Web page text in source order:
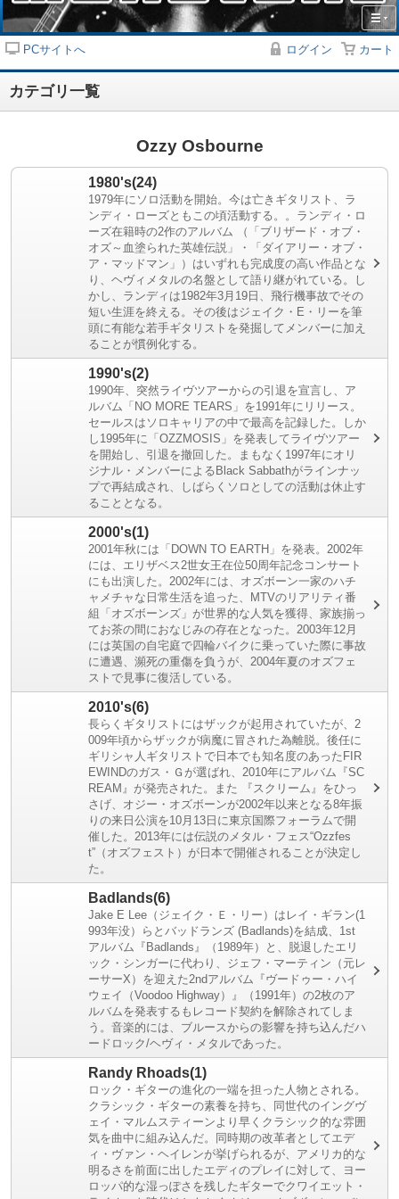
PCサイトへ ログイン カート
カテゴリ一覧
Ozzy Osbourne
1980's(24)
1979年にソロ活動を開始。今は亡きギタリスト、ラ
ンディ・ローズともこの頃活動する。。ランディ・ロ
ーズ在籍時の2作のアルバム （「ブリザード・オブ・
オズ～血塗られた英雄伝説」・「ダイアリー・オブ・
ア・マッドマン」）はいずれも完成度の高い作品とな
り、ヘヴィメタルの名盤として語り継がれている。し
かし、ランディは1982年3月19日、飛行機事故でその
短い生涯を終える。その後はジェイク・E・リーを筆
頭に有能な若手ギタリストを発掘してメンバーに加え
ることが慣例化する。
1990's(2)
1990年、突然ライヴツアーからの引退を宣言し、ア
ルバム「NO MORE TEARS」を1991年にリリース。
セールスはソロキャリアの中で最高を記録した。しか
し1995年に「OZZMOSIS」を発表してライヴツアー
を開始し、引退を撤回した。まもなく1997年にオリ
ジナル・メンバーによるBlack Sabbathがラインナッ
プで再結成され、しばらくソロとしての活動は休止す
ることとなる。
2000's(1)
2001年秋には「DOWN TO EARTH」を発表。2002年
には、エリザベス2世女王在位50周年記念コンサート
にも出演した。2002年には、オズボーン一家のハチ
ャメチャな日常生活を追った、MTVのリアリティ番
組「オズボーンズ」が世界的な人気を獲得、家族揃っ
てお茶の間におなじみの存在となった。2003年12月
には英国の自宅庭で四輪バイクに乗っていた際に事故
に遭遇、瀕死の重傷を負うが、2004年夏のオズフェ
ストで見事に復活している。
2010's(6)
長らくギタリストにはザックが起用されていたが、2
009年頃からザックが病魔に冒された為離脱。後任に
ギリシャ人ギタリストで日本でも知名度のあったFIR
EWINDのガス・Ｇが選ばれ、2010年にアルバム『SC
REAM』が発売された。また 『スクリーム』をひっ
さげ、オジー・オズボーンが2002年以来となる8年振
りの来日公演を10月13日に東京国際フォーラムで開
催した。2013年には伝説のメタル・フェス“Ozzfes
t”（オズフェスト）が日本で開催されることが決定し
た。
Badlands(6)
Jake E Lee（ジェイク・Ｅ・リー）はレイ・ギラン(1
993年没）らとバッドランズ (Badlands)を結成、1st
アルバム『Badlands』（1989年）と、脱退したエリ
ック・シンガーに代わり、ジェフ・マーティン（元レ
ーサーX）を迎えた2ndアルバム『ヴードゥー・ハイ
ウェイ（Voodoo Highway）』（1991年）の2枚のア
ルバムを発表するもレコード契約を解除されてしま
う。音楽的には、ブルースからの影響を持ち込んだハ
ードロック/ヘヴィ・メタルであった。
Randy Rhoads(1)
ロック・ギターの進化の一端を担った人物とされる。
クラシック・ギターの素養を持ち、同世代のイングヴ
ェイ・マルムスティーンより早くクラシック的な雰囲
気を曲中に組み込んだ。同時期の改革者としてエデ
ィ・ヴァン・ヘイレンが挙げられるが、アメリカ的な
明るさを前面に出したエディのプレイに対して、ヨー
ロッパ的な湿っぽさを残したギターでクワイエット・